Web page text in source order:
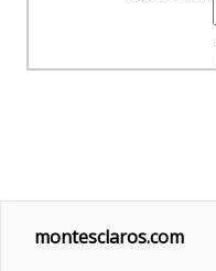
montesclaros.com